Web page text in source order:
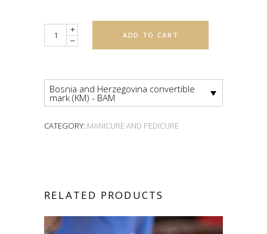
Quantity ADD TO CART
Bosnia and Herzegovina convertible
mark (KM) - BAM
CATEGORY: MANICURE AND PEDICURE
RELATED PRODUCTS